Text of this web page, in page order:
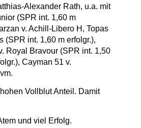
Alexander Rath, u.a. mit
(SPR int. 1,60 m
v. Achill-Libero H, Topas
(SPR int. 1,60 m erfolgr.),
Royal Bravour (SPR int. 1,50
Cayman 51 v.
Vollblut Anteil. Damit
und viel Erfolg.